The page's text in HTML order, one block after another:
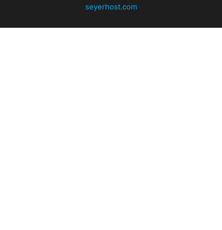
seyerhost.com